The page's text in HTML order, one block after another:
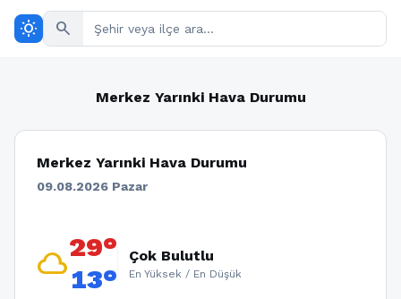
wb_sunny search
Merkez Yarınki Hava Durumu
Merkez Yarınki Hava Durumu
09.08.2026 Pazar
cloud29°
13°
Çok Bulutlu
En Yüksek / En Düşük